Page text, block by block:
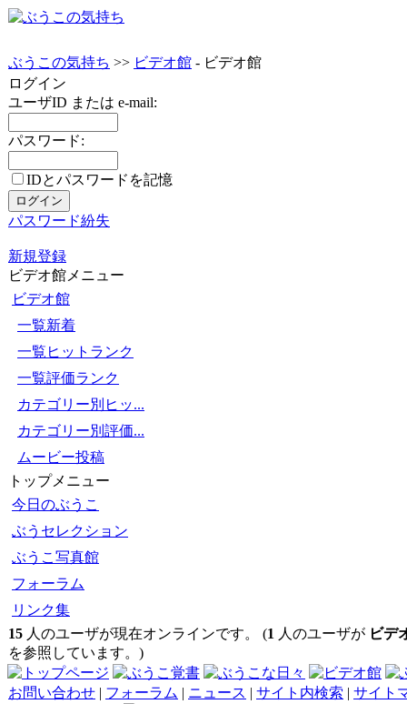
ぶうこの気持ち >> ビデオ館 - ビデオ館
ログイン
ユーザID または e-mail:
パスワード:
IDとパスワードを記憶
パスワード紛失
新規登録
ビデオ館メニュー
ビデオ館
一覧新着
一覧ヒットランク
一覧評価ランク
カテゴリー別ヒッ...
カテゴリー別評価...
ムービー投稿
トップメニュー
今日のぶうこ
ぶうセレクション
ぶうこ写真館
フォーラム
リンク集
15 人のユーザが現在オンラインです。 (1 人のユーザが ビデ
を参照しています。)
お問い合わせ | フォーラム | ニュース | サイト内検索 | サイト